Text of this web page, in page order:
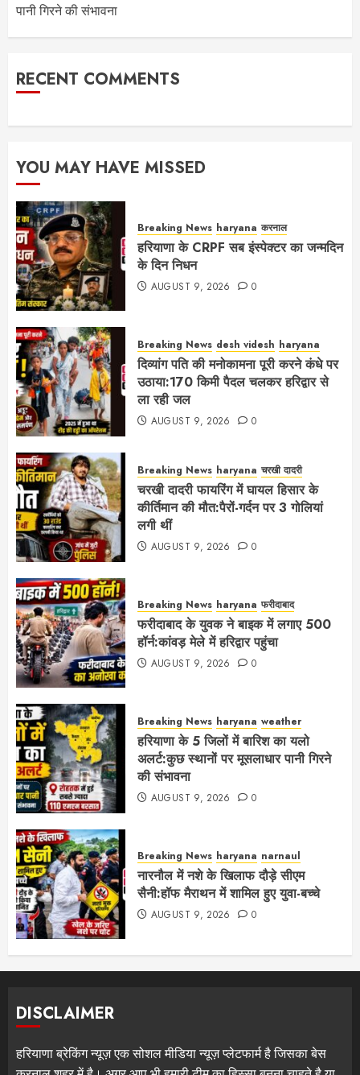
पानी गिरने की संभावना
RECENT COMMENTS
YOU MAY HAVE MISSED
Breaking News haryana करनाल
हरियाणा के CRPF सब इंस्पेक्टर का जन्मदिन
के दिन निधन
AUGUST 9, 2026 0
Breaking News desh videsh haryana
दिव्यांग पति की मनोकामना पूरी करने कंधे पर
उठाया:170 किमी पैदल चलकर हरिद्वार से
ला रही जल
AUGUST 9, 2026 0
Breaking News haryana चरखी दादरी
चरखी दादरी फायरिंग में घायल हिसार के
कीर्तिमान की मौत:पैरों-गर्दन पर 3 गोलियां
लगी थीं
AUGUST 9, 2026 0
Breaking News haryana फरीदाबाद
फरीदाबाद के युवक ने बाइक में लगाए 500
हॉर्न:कांवड़ मेले में हरिद्वार पहुंचा
AUGUST 9, 2026 0
Breaking News haryana weather
हरियाणा के 5 जिलों में बारिश का यलो
अलर्ट:कुछ स्थानों पर मूसलाधार पानी गिरने
की संभावना
AUGUST 9, 2026 0
Breaking News haryana narnaul
नारनौल में नशे के खिलाफ दौड़े सीएम
सैनी:हॉफ मैराथन में शामिल हुए युवा-बच्चे
AUGUST 9, 2026 0
DISCLAIMER
हरियाणा ब्रेकिंग न्यूज़ एक सोशल मीडिया न्यूज़ प्लेटफार्म है जिसका बेस